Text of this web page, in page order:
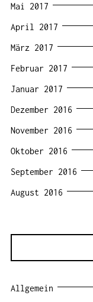
Mai 2017
April 2017
März 2017
Februar 2017
Januar 2017
Dezember 2016
November 2016
Oktober 2016
September 2016
August 2016
Allgemein